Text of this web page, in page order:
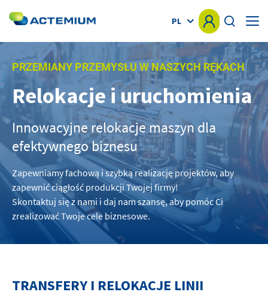
HOME
KNOW-HOW
RYNKI
OFERTA
REALIZACJE
PL
Szukaj:
PRZEMIANY PRZEMYSŁU W NASZYCH RĘKACH
Relokacje i uruchomienia
Innowacyjne relokacje maszyn dla
efektywnego biznesu
Zapewniamy fachową i szybką realizację projektów, aby
zapewnić ciągłość produkcji Twojej firmy!
Skontaktuj się z nami i daj nam szansę, aby pomóc Ci
zrealizować Twoje cele biznesowe.
TRANSFERY I RELOKACJE LINII